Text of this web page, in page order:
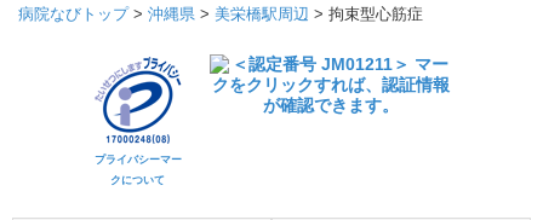
病院なびトップ> 沖縄県 > 美栄橋駅周辺 > 拘束型心筋症
プライバシーマー
クについて